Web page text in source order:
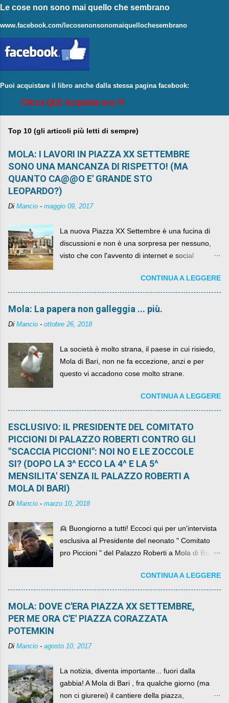
Le cose non sono mai quello che sembrano
www.facebook.com/lecosenonsonomaiquellochesembrano
Puoi acquistare il libro anche dalla stessa pagina facebook:
Clicca QUI: Acquista ora !!!
Top 10 (gli articoli più letti di sempre)
MOLA: I LAVORI IN PIAZZA XX SETTEMBRE
SONO UNA MANCANZA DI RISPETTO! (MA
QUANTO CA@@O E' GRANDE STO
LEOPARDO?)
Di Mancio - maggio 09, 2017
La nuova Piazza XX Settembre è una fucina di
discussioni e non è una sorpresa per nessuno,
visto che con l'avvento di internet e social
sua lasciandone anche traccia scritta nel web.
CONTINUA A LEGGERE
Mola: La papera non galleggia ... più.
Di Mancio - ottobre 26, 2018
La società è molto strana, il paese in cui risiedo,
Mola di Bari, non ne fa eccezione, anzi e per
questo vi accadono cose molto strane.
CONTINUA A LEGGERE
ESCLUSIVO: IL PRESIDENTE DEL COMITATO
PICCIONI DI PALAZZO ROBERTI CONTRO GLI
"SCACCIA PICCIONI": NOI NO E LE ZOCCOLE
SI? (DOPO LA 3^ ECCO LA 4^ E LA 5^
MENSILITA' SENZA IL PALAZZO ROBERTI A
MOLA DI BARI)
Di Mancio - marzo 10, 2018
👱 Buongiorno a tutti! Eccoci qui per un'intervista
esclusiva al Presidente del neonato " Comitato
pro Piccioni " del Palazzo Roberti a Mola di Bari ,
come definirlo... signor?....CONTINUA A LEGGERE
MOLA: DOVE C'ERA PIAZZA XX SETTEMBRE,
PER ME ORA C'E' PIAZZA CORAZZATA
POTEMKIN
Di Mancio - agosto 10, 2017
La notizia, diventa importante... fuori dalla
gabbia! A Mola di Bari , fra qualche giorno (ma
non ci giurerei) il cantiere della piazza,